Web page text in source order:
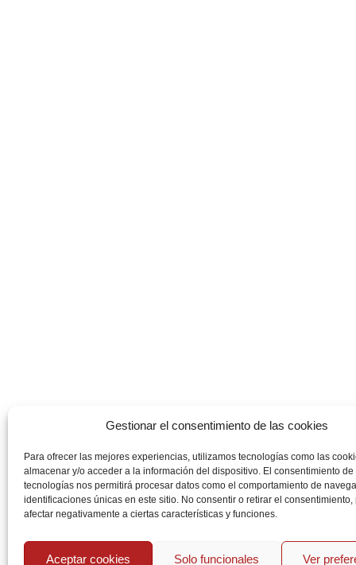
Gestionar el consentimiento de las cookies
Para ofrecer las mejores experiencias, utilizamos tecnologías como las
almacenar y/o acceder a la información del dispositivo. El consentimiento de
tecnologías nos permitirá procesar datos como el comportamiento de
identificaciones únicas en este sitio. No consentir o retirar el consentimiento,
afectar negativamente a ciertas características y funciones.
Aceptar cookies Solo funcionales Ver